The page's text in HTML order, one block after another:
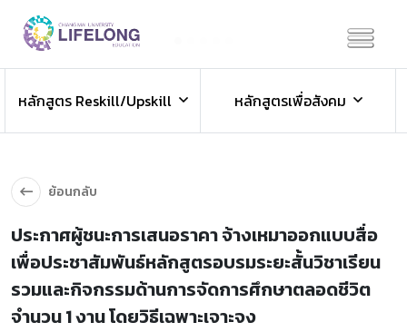
ข่าวประชาสัมพันธ์
ข่าวสารองค์กร ข่าวสารกิจกรรม
หลักสูตร Reskill/Upskill
หลักสูตรเพื่อสังคม
ย้อนกลับ
ประกาศผู้ชนะการเสนอราคา จ้างเหมาออกแบบสื่อ
เพื่อประชาสัมพันธ์หลักสูตรอบรมระยะสั้นวิชาเรียน
รวมและกิจกรรมด้านการจัดการศึกษาตลอดชีวิต
จำนวน 1 งาน โดยวิธีเฉพาะเจาะจง